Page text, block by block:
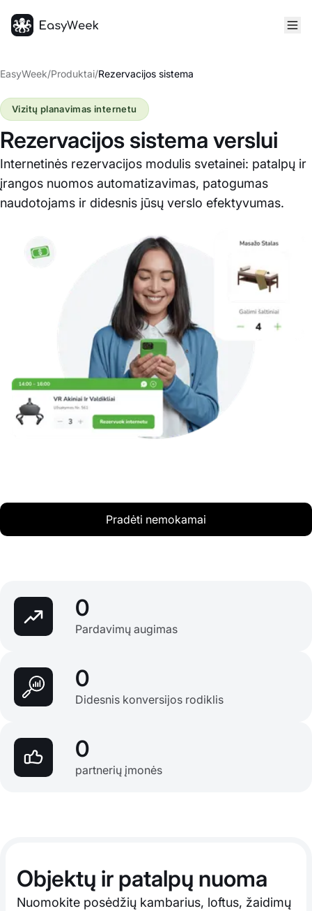
EasyWeek/Produktai/Rezervacijos sistema
Rezervacijos sistema verslui
Internetinės rezervacijos modulis svetainei: patalpų ir
įrangos nuomos automatizavimas, patogumas
naudotojams ir didesnis jūsų verslo efektyvumas.
Vizitų planavimas internetu
Pradėti nemokamai
0
Pardavimų augimas
0
Didesnis konversijos rodiklis
0
partnerių įmonės
Objektų ir patalpų nuoma
Nuomokite posėdžių kambarius, loftus, žaidimų